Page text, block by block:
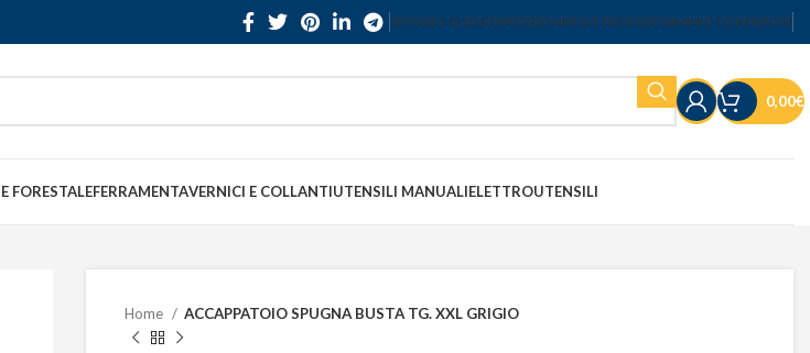
SERVIZIO CLIENTISPEDIZIONIRESI E RECESSITERMINI E CONDIZIONI
0,00€
FORESTALEFERRAMENTAVERNICI E COLLANTIUTENSILI MANUALIELETTROUTENSILI
Home ACCAPPATOIO SPUGNA BUSTA TG. XXL GRIGIO